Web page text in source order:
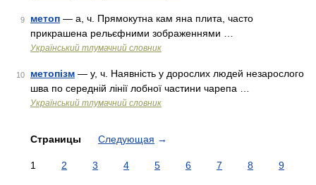
9 метоп — а, ч. Прямокутна кам яна плита, часто
прикрашена рельєфними зображеннями …
Український тлумачний словник
10 метопізм — у, ч. Наявність у дорослих людей незарослого
шва по середній лінії лобної частини чарепа …
Український тлумачний словник
Страницы Следующая →
1 2 3 4 5 6 7 8 9